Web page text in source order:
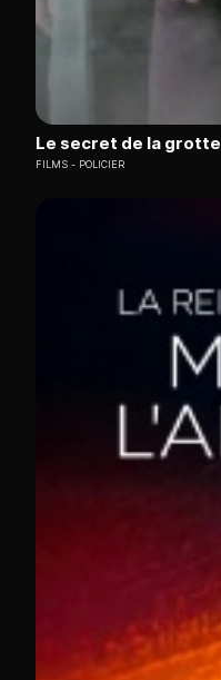
Le secret de la grotte
FILMS POLICIER